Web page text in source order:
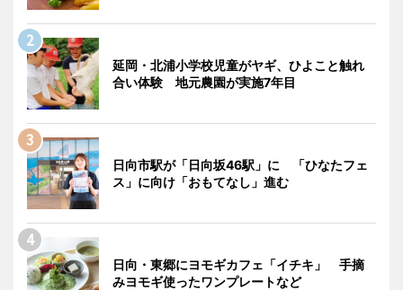
延岡・北浦小学校児童がヤギ、ひよこと触れ
合い体験 地元農園が実施7年目
日向市駅が「日向坂46駅」に 「ひなたフェ
ス」に向け「おもてなし」進む
日向・東郷にヨモギカフェ「イチキ」 手摘
みヨモギ使ったワンプレートなど